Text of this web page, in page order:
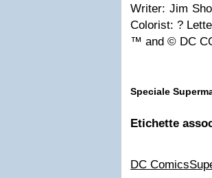
Writer: Jim
Colorist: ?
™ and © DC
Speciale
Etichette
DC Comics